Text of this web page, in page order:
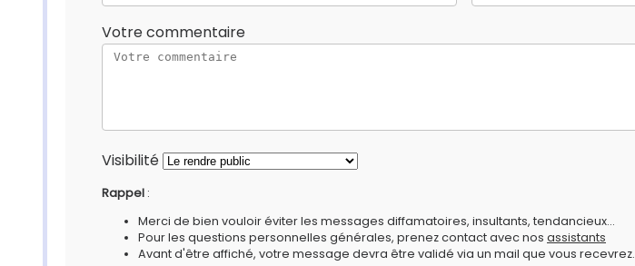
Votre commentaire
Visibilité
Rappel :
Merci de bien vouloir éviter les messages diffamatoires, insultants, tendancieux...
Pour les questions personnelles générales, prenez contact avec nos assistants
Avant d'être affiché, votre message devra être validé via un mail que vous recevrez.